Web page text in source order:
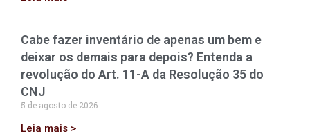
Cabe fazer inventário de apenas um bem e
deixar os demais para depois? Entenda a
revolução do Art. 11-A da Resolução 35 do
CNJ
5 de agosto de 2026
Leia mais >